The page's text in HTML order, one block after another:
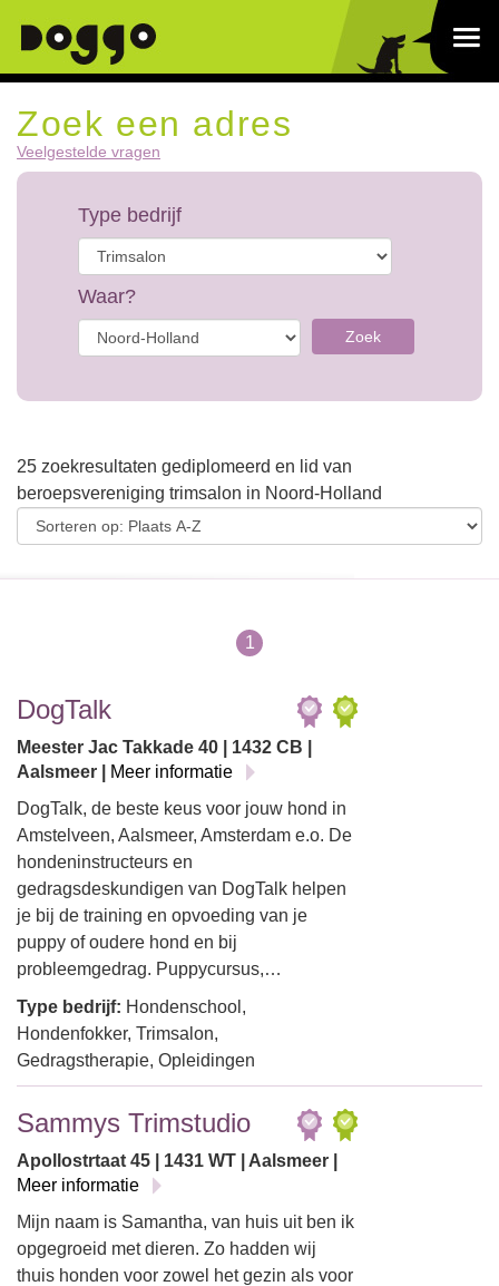
Zoek een adres
Veelgestelde vragen
Type bedrijf
Waar?
Zoek
25 zoekresultaten gediplomeerd en lid van
beroepsvereniging trimsalon in Noord-Holland
1
DogTalk
Meester Jac Takkade 40 | 1432 CB |
Aalsmeer |
Meer informatie
DogTalk, de beste keus voor jouw hond in
Amstelveen, Aalsmeer, Amsterdam e.o. De
hondeninstructeurs en
gedragsdeskundigen van DogTalk helpen
je bij de training en opvoeding van je
puppy of oudere hond en bij
probleemgedrag. Puppycursus,…
Type bedrijf: Hondenschool,
Hondenfokker, Trimsalon,
Gedragstherapie, Opleidingen
Sammys Trimstudio
Apollostrtaat 45 | 1431 WT | Aalsmeer |
Meer informatie
Mijn naam is Samantha, van huis uit ben ik
opgegroeid met dieren. Zo hadden wij
thuis honden voor zowel het gezin als voor